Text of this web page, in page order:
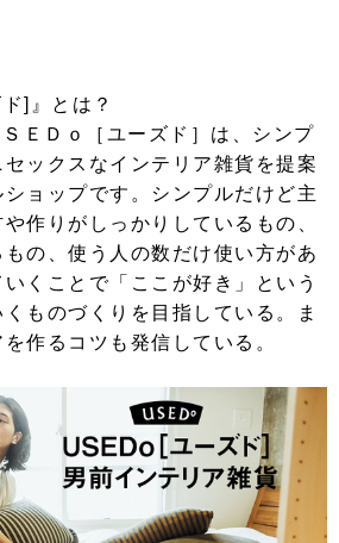
]』とは？
ＥＤｏ［ユーズド］は、シンプ
ックスなインテリア雑貨を提案
ョップです。シンプルだけど主
作りがしっかりしているもの、
の、使う人の数だけ使い方があ
くことで「ここが好き」という
ものづくりを目指している。ま
作るコツも発信している。